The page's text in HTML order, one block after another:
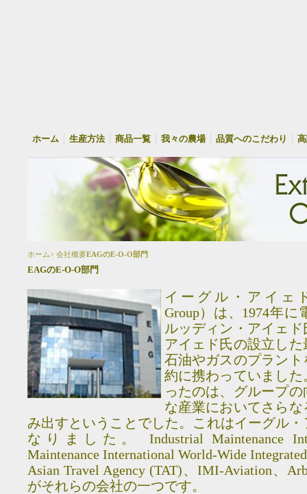
ホーム 生産方法 商品一覧 我々の農場 品質へのこだわり
ホーム> 会社概要EAGのE-O-O部門
EAGのE-O-O部門
イーグル・アイェ
Group）は、1974年
ルッディン・アイェ
アイェド氏の設立し
石油やガスのプラン
約に携わっていまし
ったのは、グループ
な産業においてさら
み出すということでした。これはイーグル
なりました。 Industrial Maintenance
Maintenance International World-Wide
Asian Travel Agency (TAT)、IMI-Aviation、
がそれらの会社の一つです。